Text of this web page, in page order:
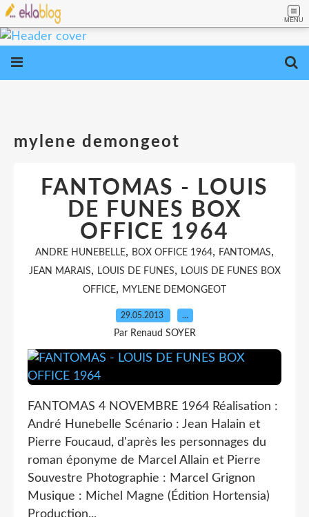
MENU
mylene demongeot
FANTOMAS - LOUIS
DE FUNES BOX
OFFICE 1964
ANDRE HUNEBELLE, BOX OFFICE 1964, FANTOMAS,
JEAN MARAIS, LOUIS DE FUNES, LOUIS DE FUNES BOX
OFFICE, MYLENE DEMONGEOT
29.05.2013 …
Par Renaud SOYER
FANTOMAS 4 NOVEMBRE 1964 Réalisation :
André Hunebelle Scénario : Jean Halain et
Pierre Foucaud, d'après les personnages du
roman éponyme de Marcel Allain et Pierre
Souvestre Photographie : Marcel Grignon
Musique : Michel Magne (Édition Hortensia)
Production...